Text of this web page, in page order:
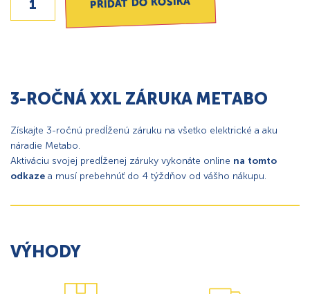
3-ROČNÁ XXL ZÁRUKA METABO
Získajte 3-ročnú predĺženú záruku na všetko elektrické a aku
náradie Metabo.
Aktiváciu svojej predĺženej záruky vykonáte online na tomto
odkaze a musí prebehnúť do 4 týždňov od vášho nákupu.
VÝHODY